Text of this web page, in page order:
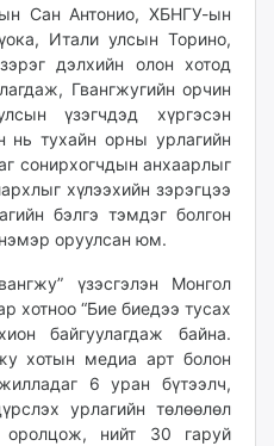
Сан Антонио, ХБНГУ-ын
Итали улсын Торино,
дэлхийн олон хотод
Гвангжугийн орчин
үзэгчдэд хүргэсэн
нь тухайн орны урлагийн
сонирхогчдын анхаарлыг
хүлээхийн зэрэгцээ
бэлгэ тэмдэг болгон
оруулсан юм.
үзэсгэлэн Монгол
хотноо “Бие биедээ тусах
байгуулагдаж байна.
хотын медиа арт болон
6 уран бүтээлч,
урлагийн төлөөлөл
нийт 30 гаруй